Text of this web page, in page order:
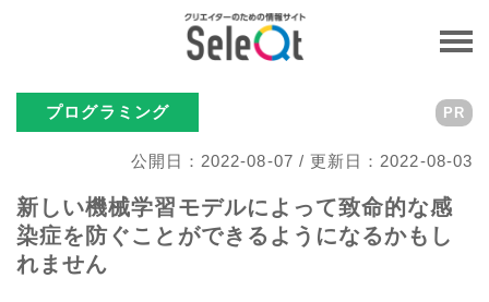
プログラミング
公開日：2022-08-07 / 更新日：2022-08-03
PR
新しい機械学習モデルによって致命的な感
染症を防ぐことができるようになるかもし
れません